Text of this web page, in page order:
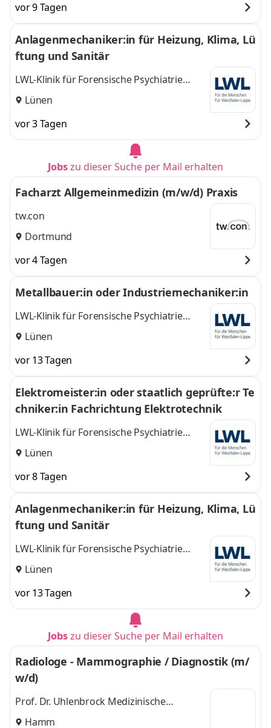
Netphen, Hagen,
Osnabrück,
Münster,
Münsterund 5 weitere
vor 9 Tagen
Anlagenmechaniker:in für Heizung, Klima, Lü
ftung und Sanitär
LWL-Klinik für Forensische Psychiatrie
Dortmund-Wilfried-Rasch-Klinik
Lünen
vor 3 Tagen
Jobszu dieser Suche per Mail erhalten
Facharzt Allgemeinmedizin (m/w/d) Praxis
tw.con
Dortmund
vor 4 Tagen
Metallbauer:in oder Industriemechaniker:in
LWL-Klinik für Forensische Psychiatrie
Dortmund - Wilfried-Rasch-Klinik
Lünen
vor 13 Tagen
Elektromeister:in oder staatlich geprüfte:r Te
chniker:in Fachrichtung Elektrotechnik
LWL-Klinik für Forensische Psychiatrie
Dortmund-Wilfried-Rasch-Klinik
Lünen
vor 8 Tagen
Anlagenmechaniker:in für Heizung, Klima, Lü
ftung und Sanitär
LWL-Klinik für Forensische Psychiatrie
Dortmund - Wilfried-Rasch-Klinik
Lünen
vor 13 Tagen
Jobszu dieser Suche per Mail erhalten
Radiologe - Mammographie / Diagnostik (m/
w/d)
Prof. Dr. Uhlenbrock Medizinische
Dienstleistungen GmbH & Co. KG
Hamm